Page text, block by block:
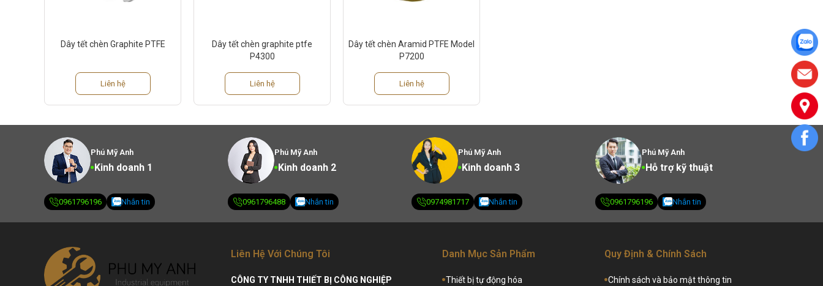
Dây tết chèn Graphite PTFE
Liên hệ
Dây tết chèn graphite ptfe
P4300
Liên hệ
Dây tết chèn Aramid PTFE Model
P7200
Liên hệ
Phú Mỹ Anh
Kinh doanh 1
0961796196 Nhắn tin
Phú Mỹ Anh
Kinh doanh 2
0961796488 Nhắn tin
Phú Mỹ Anh
Kinh doanh 3
0974981717 Nhắn tin
Phú Mỹ Anh
Hỗ trợ kỹ thuật
0961796196 Nhắn tin
Liên Hệ Với Chúng Tôi
CÔNG TY TNHH THIẾT BỊ CÔNG NGHIỆP
Danh Mục Sản Phẩm
Thiết bị tự động hóa
Quy Định & Chính Sách
Chính sách và bảo mật thông tin